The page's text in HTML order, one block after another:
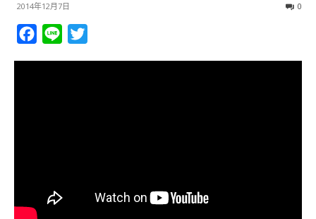
2014年12月7日 0
Facebook
Line